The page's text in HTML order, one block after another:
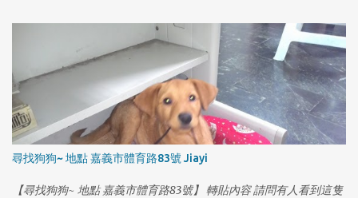
尋找狗狗~ 地點 嘉義市體育路83號 Jiayi
【尋找狗狗~ 地點 嘉義市體育路83號】 轉貼內容 請問有人看到這隻